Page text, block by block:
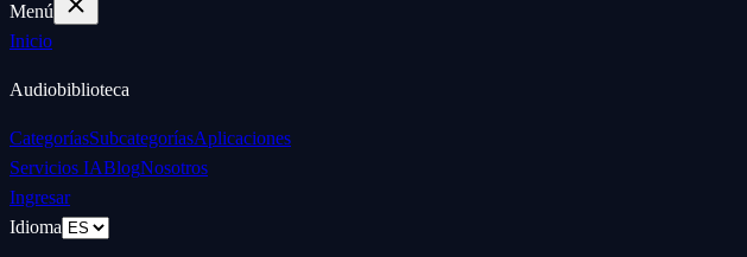
Menú
Inicio
Audiobiblioteca
CategoríasSubcategoríasAplicaciones
Servicios IABlogNosotros
Ingresar
Idioma